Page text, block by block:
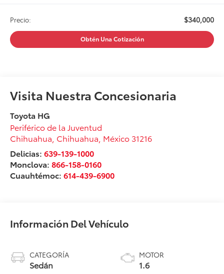
Precio: $340,000
Obtén Una Cotización
Visita Nuestra Concesionaria
Toyota HG
Periférico de la Juventud
Chihuahua Chihuahua , México 31216
Delicias:639-139-1000
Monclova:866-158-0160
Cuauhtémoc:614-439-6900
Información Del Vehículo
CATEGORÍA
Sedán
MOTOR
1.6